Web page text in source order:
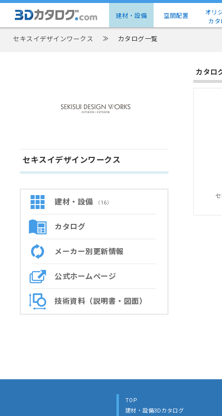
建材・設備 空間配置
オリ
カタ
セキスイデザインワークス ≫ カタログ一覧
セキスイデザインワークス
建材・設備 （16）
カタログ
メーカー別更新情報
公式ホームページ
技術資料（説明書・図面）
カタロ
TOP
建材・設備3Dカタログ